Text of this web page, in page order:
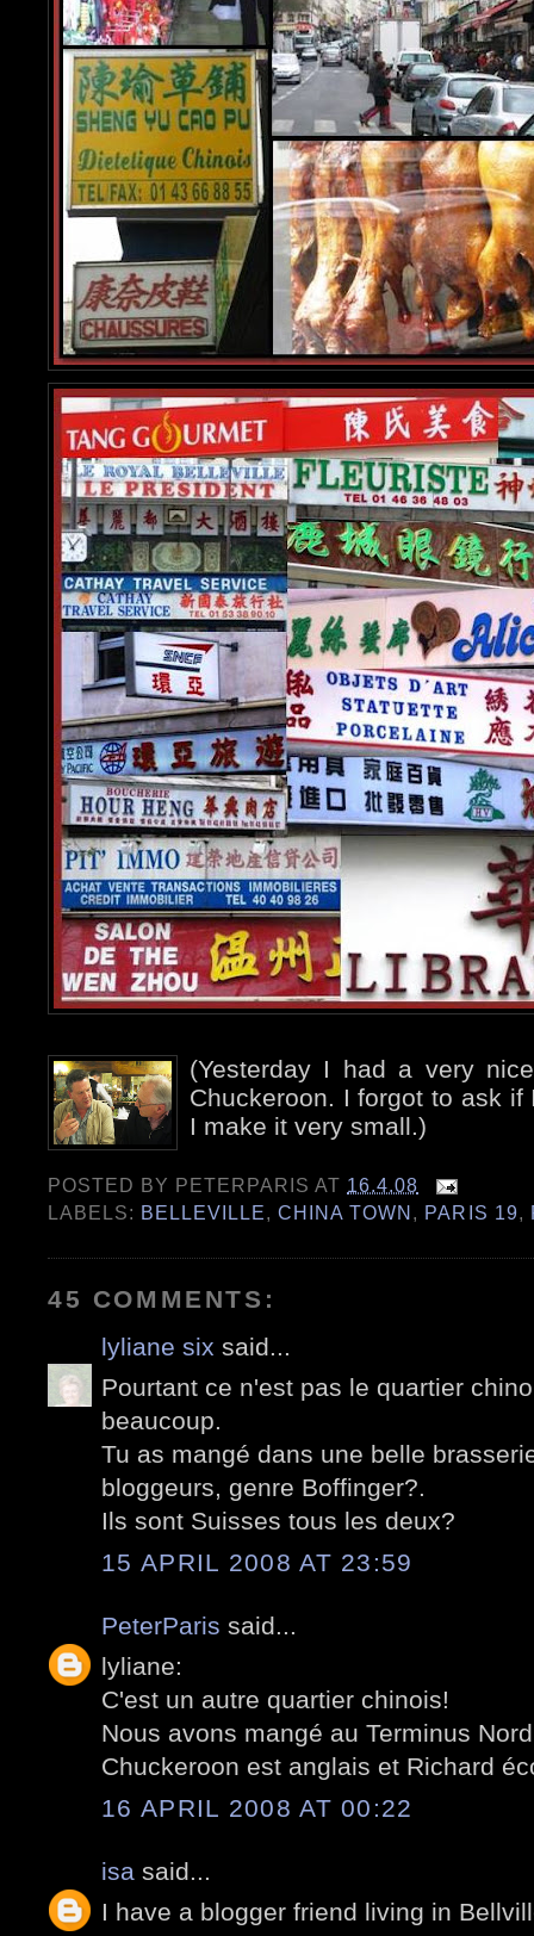
(Yesterday I had a very
Chuckeroon. I forgot to ask
I make it very small.)
POSTED BY PETERPARIS AT 16.4.08
LABELS: BELLEVILLE,CHINA TOWN, PARIS 19,
45 COMMENTS:
lyliane six said...
Pourtant ce n'est pas le quartier
beaucoup.
Tu as mangé dans une belle
bloggeurs, genre Boffinger?.
Ils sont Suisses tous les deux?
15 APRIL 2008 AT 23:59
PeterParis said...
lyliane:
C'est un autre quartier chinois!
Nous avons mangé au Terminus
Chuckeroon est anglais et Richard
16 APRIL 2008 AT 00:22
isa said...
I have a blogger friend living in